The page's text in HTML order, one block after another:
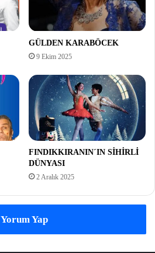
GÜLDEN KARABÖCEK
9 Ekim 2025
FINDIKKIRANIN´IN SİHİRLİ
DÜNYASI
2 Aralık 2025
Yorum Yap